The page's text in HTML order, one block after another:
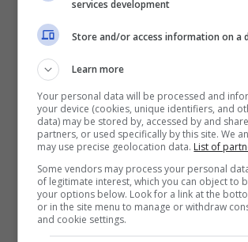
Bonus Benvenuto Sport: fino a
1000€
VERIFICA
Mostra Informazioni
PlanetWin365
services development
Store and/or access information on a
Learn more
Your personal data will be processed and
your device (cookies, unique identifiers, and
data) may be stored by, accessed by and
partners, or used specifically by this site. We
may use precise geolocation data. List of
Some vendors may process your personal
of legitimate interest, which you can object to
your options below. Look for a link at the
or in the site menu to manage or withdraw
and cookie settings.